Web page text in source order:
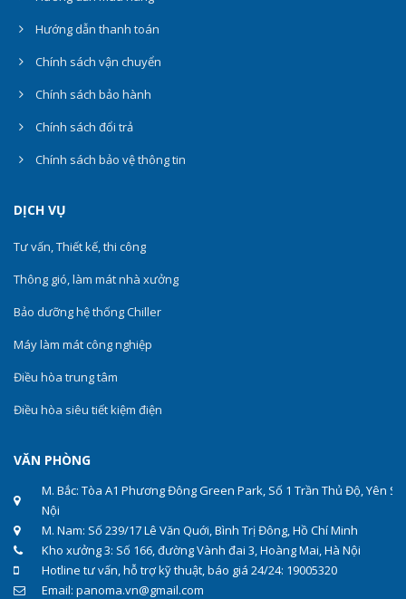
Hướng dẫn thanh toán
Chính sách vận chuyển
Chính sách bảo hành
Chính sách đổi trả
Chính sách bảo vệ thông tin
DỊCH VỤ
Tư vấn, Thiết kế, thi công
Thông gió, làm mát nhà xưởng
Bảo dưỡng hệ thống Chiller
Máy làm mát công nghiệp
Điều hòa trung tâm
Điều hòa siêu tiết kiệm điện
VĂN PHÒNG
M. Bắc: Tòa A1 Phương Đông Green Park, Số 1 Trần Thủ Độ, Yên
Nội
M. Nam: Số 239/17 Lê Văn Quới, Bình Trị Đông, Hồ Chí Minh
Kho xưởng 3: Số 166, đường Vành đai 3, Hoàng Mai, Hà Nội
Hotline tư vấn, hỗ trợ kỹ thuật, báo giá 24/24: 19005320
Email: panoma.vn@gmail.com